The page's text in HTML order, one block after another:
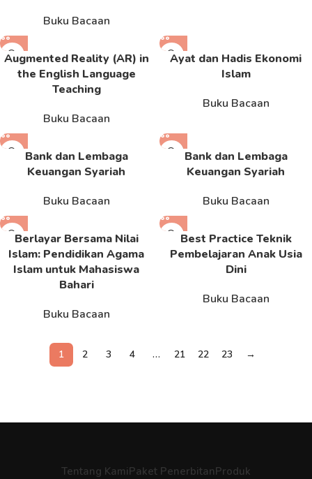
Buku Bacaan
Augmented Reality (AR) in
the English Language
Teaching
Buku Bacaan
Ayat dan Hadis Ekonomi
Islam
Buku Bacaan
Bank dan Lembaga
Keuangan Syariah
Buku Bacaan
Bank dan Lembaga
Keuangan Syariah
Buku Bacaan
Berlayar Bersama Nilai
Islam: Pendidikan Agama
Islam untuk Mahasiswa
Bahari
Buku Bacaan
Best Practice Teknik
Pembelajaran Anak Usia
Dini
Buku Bacaan
1 2 3 4 … 21 22 23 →
Tentang KamiPaket PenerbitanProduk